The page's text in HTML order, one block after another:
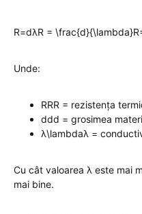
R=dλR =
Unde:
RRR = rezistența
ddd = grosimea
λ\lambdaλ =
Cu cât valoarea λ este mai
mai bine.